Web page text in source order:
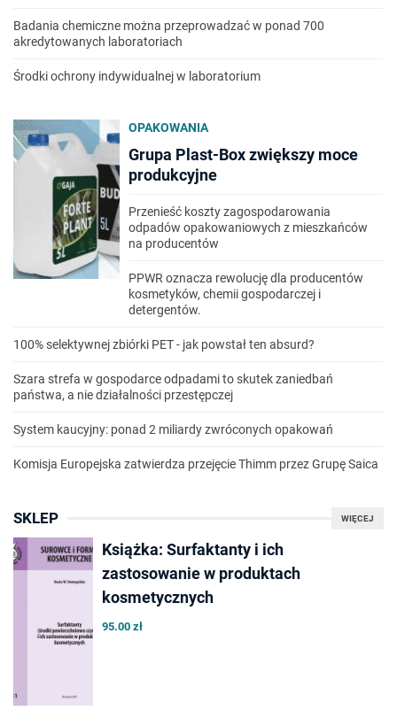
Badania chemiczne można przeprowadzać w ponad 700
akredytowanych laboratoriach
Środki ochrony indywidualnej w laboratorium
OPAKOWANIA
Grupa Plast-Box zwiększy moce
produkcyjne
Przenieść koszty zagospodarowania
odpadów opakowaniowych z mieszkańców
na producentów
PPWR oznacza rewolucję dla producentów
kosmetyków, chemii gospodarczej i
detergentów.
100% selektywnej zbiórki PET - jak powstał ten absurd?
Szara strefa w gospodarce odpadami to skutek zaniedbań
państwa, a nie działalności przestępczej
System kaucyjny: ponad 2 miliardy zwróconych opakowań
Komisja Europejska zatwierdza przejęcie Thimm przez Grupę Saica
WIĘCEJ
SKLEP
Książka: Surfaktanty i ich
zastosowanie w produktach
kosmetycznych
95.00 zł